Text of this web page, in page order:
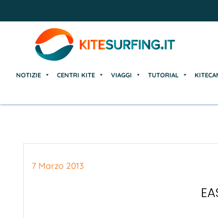
NOTIZIE CENTRI KITE VIAGGI TUTORIAL
7 Marzo 2013